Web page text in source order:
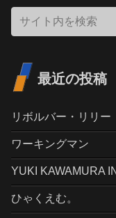
最近の投稿
リボルバー・リリー
ワーキングマン
YUKI KAWAMURA
ひゃくえむ。